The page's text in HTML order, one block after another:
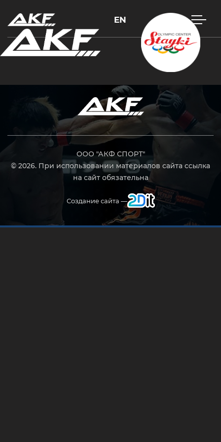
EN
ООО "АКФ СПОРТ"
© 2026. При использовании материалов сайта ссылка
на сайт обязательна
Создание сайта —
Нажмите Enter для поиска или Esc, чтобы закрыть